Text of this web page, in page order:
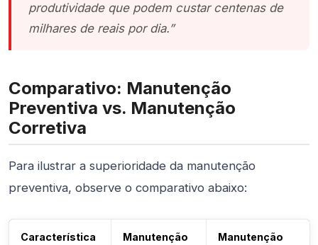
produtividade que podem custar centenas de
milhares de reais por dia.”
Comparativo: Manutenção
Preventiva vs. Manutenção
Corretiva
Para ilustrar a superioridade da manutenção
preventiva, observe o comparativo abaixo:
Característica
Manutenção
Manutenção